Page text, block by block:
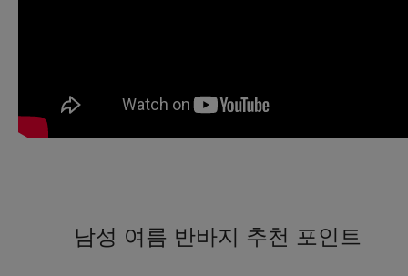
남성 여름 반바지 추천 포인트